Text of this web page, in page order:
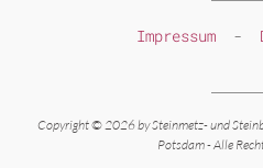
Impressum -
Copyright © 2026 by Steinmetz-und
Potsdam -Alle